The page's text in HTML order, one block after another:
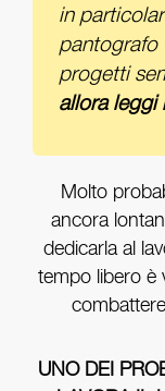
in
pantografo
progetti
allora leggi
Molto
ancora
dedicarla al
tempo libero è
UNO DEI